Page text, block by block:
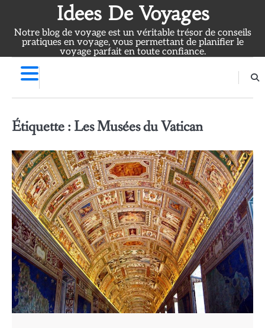
content
Idees De Voyages
Notre blog de voyage est un véritable trésor de conseils
pratiques en voyage, vous permettant de planifier le
voyage parfait en toute confiance.
Étiquette : Les Musées du Vatican